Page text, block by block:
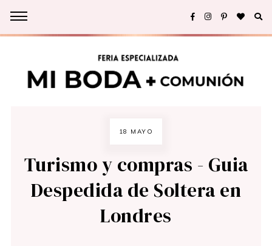
18 MAYO
Turismo y compras - Guia
Despedida de Soltera en
Londres